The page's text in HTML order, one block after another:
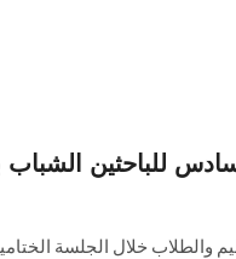
للباحثين
والطلاب خلال الجلسة